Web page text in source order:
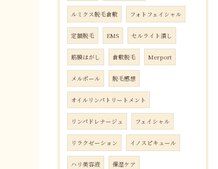
ルミクス脱毛倉敷 フォトフェイシャル
定額脱毛 EMS セルライト潰し
筋膜はがし 倉敷脱毛 Merport
メルポール 脱毛感想
オイルリンパトリートメント
リンパドレナージュ フェイシャル
リラクゼーション イノスピキュール
ハリ美容液 保湿ケア